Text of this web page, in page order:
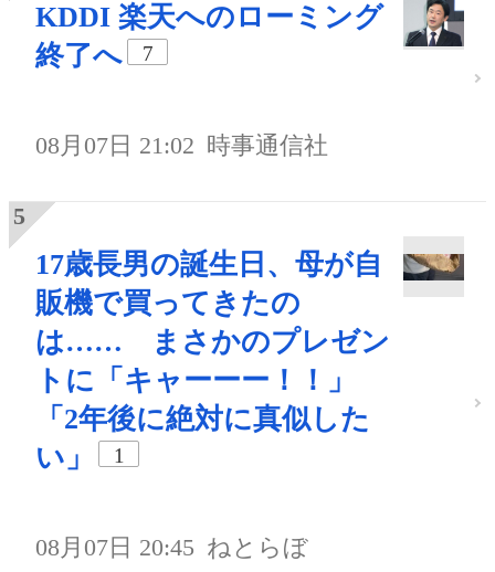
KDDI 楽天へのローミング
終了へ
7
08月07日 21:02 時事通信社
17歳長男の誕生日、母が自
販機で買ってきたの
は…… まさかのプレゼン
トに「キャーーー！！」
「2年後に絶対に真似した
い」
1
08月07日 20:45 ねとらぼ